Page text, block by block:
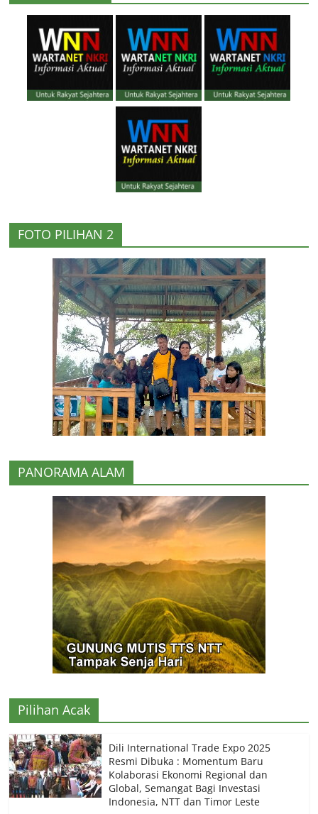
FOTO PILIHAN 2
PANORAMA ALAM
Pilihan Acak
Dili International Trade Expo 2025
Resmi Dibuka : Momentum Baru
Kolaborasi Ekonomi Regional dan
Global, Semangat Bagi Investasi
Indonesia, NTT dan Timor Leste